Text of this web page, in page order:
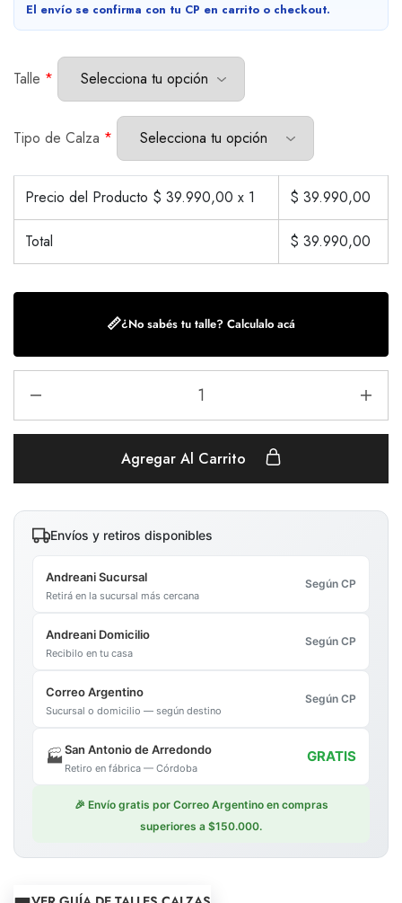
El envío se confirma con tu CP en carrito o checkout.
Talle *
Tipo de Calza *
Precio del Producto $ 39.990,00 x 1 $ 39.990,00
Total $ 39.990,00
📏¿No sabés tu talle? Calculalo acá
Agregar Al Carrito
Envíos y retiros disponibles
Andreani Sucursal
Retirá en la sucursal más cercana
Según CP
Andreani Domicilio
Recibilo en tu casa
Según CP
Correo Argentino
Sucursal o domicilio — según destino
Según CP
🏭San Antonio de Arredondo
Retiro en fábrica — Córdoba
GRATIS
🎉 Envío gratis por Correo Argentino en compras
superiores a $150.000.